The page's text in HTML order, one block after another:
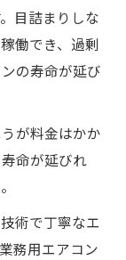
目詰まりしな
働でき、過剰
の寿命が延び
が料金はかか
命が延びれ
術で丁寧なエ
務用エアコン